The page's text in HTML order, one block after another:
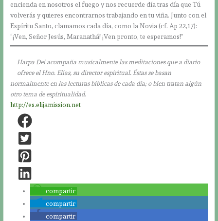
encienda en nosotros el fuego y nos recuerde día tras día que Tú
volverás y quieres encontrarnos trabajando en tu viña. Junto con el
Espíritu Santo, clamamos cada día, como la Novia (cf. Ap 22,17):
“¡Ven, Señor Jesús, Maranathá! ¡Ven pronto, te esperamos!”
Harpa Dei acompaña musicalmente las meditaciones que a diario
ofrece el Hno. Elías, su director espiritual. Éstas se basan
normalmente en las lecturas bíblicas de cada día; o bien tratan algún
otro tema de espiritualidad.
http://es.elijamission.net
compartir
compartir
compartir